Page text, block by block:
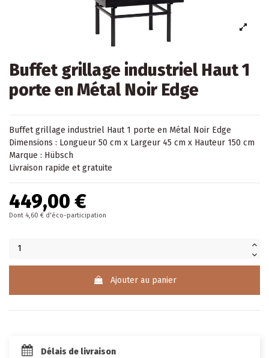
Buffet grillage industriel Haut 1
porte en Métal Noir Edge
Buffet grillage industriel Haut 1 porte en Métal Noir Edge
Dimensions : Longueur 50 cm x Largeur 45 cm x Hauteur 150 cm
Marque : Hübsch
Livraison rapide et gratuite
449,00 €
Dont 4,60 € d'éco-participation
Ajouter au panier
Délais de livraison